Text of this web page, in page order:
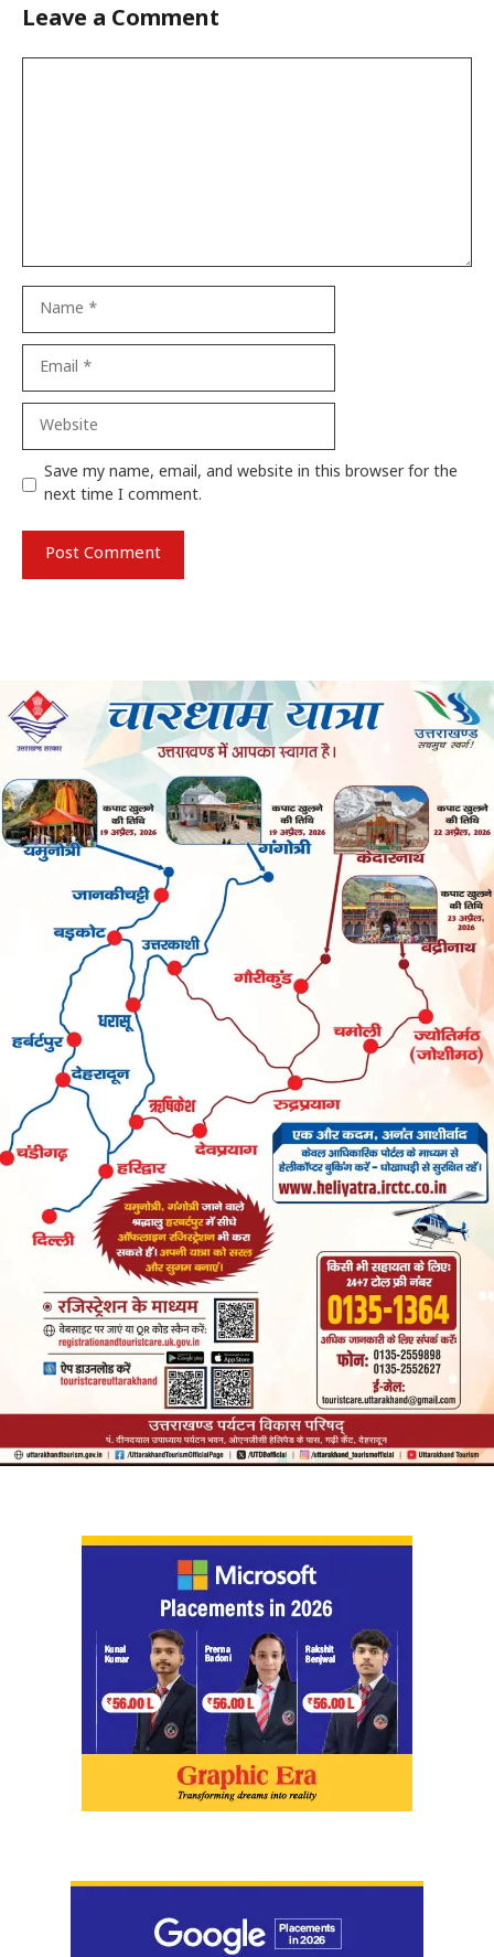
Leave a Comment
Website
Save my name, email, and website in this browser for the
next time I comment.